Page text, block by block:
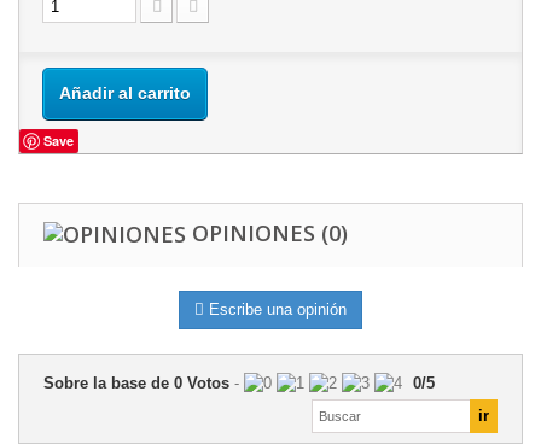
Añadir al carrito
Save
OPINIONES (0)
Escribe una opinión
Sobre la base de 0 Votos - 0/5